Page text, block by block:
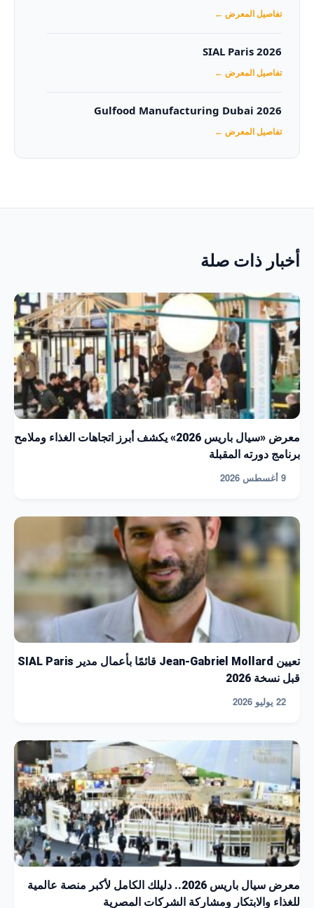
تفاصيل المعرض ←
SIAL Paris 2026
تفاصيل المعرض ←
Gulfood Manufacturing Dubai 2026‏
تفاصيل المعرض ←
أخبار ذات صلة
معرض «سيال باريس 2026» يكشف أبرز اتجاهات الغذاء وملامح
برنامج دورته المقبلة
9 أغسطس 2026
تعيين Jean-Gabriel Mollard قائمًا بأعمال مدير SIAL Paris
قبل نسخة 2026
22 يوليو 2026
معرض سيال باريس 2026.. دليلك الكامل لأكبر منصة عالمية
للغذاء والابتكار ومشاركة الشركات المصرية